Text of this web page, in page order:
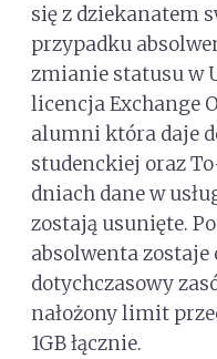
się z dziekanatem
przypadku
zmianie statusu w
licencja Exchange
alumni która daje
studenckiej oraz
dniach dane w
zostają usunięte.
absolwenta zostaje
dotychczasowy
nałożony limit
1GB łącznie.